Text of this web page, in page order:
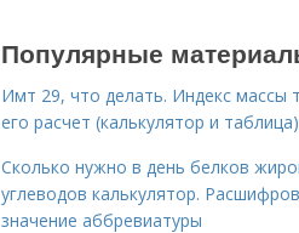
Популярные
Имт 29, что делать. Индекс массы
его расчет (калькулятор и таблица)
Сколько нужно в день белков
углеводов калькулятор.
значение аббревиатуры